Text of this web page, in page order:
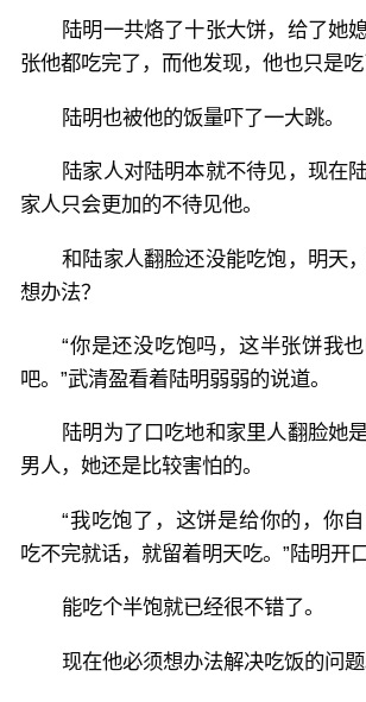
陆明一共烙了十张大饼，给了她
张他都吃完了，而他发现，他也只是吃
陆明也被他的饭量吓了一大跳。
陆家人对陆明本就不待见，现在
家人只会更加的不待见他。
和陆家人翻脸还没能吃饱，明天
想办法？
“你是还没吃饱吗，这半张饼我
吧。”武清盈看着陆明弱弱的说道。
陆明为了口吃地和家里人翻脸她
男人，她还是比较害怕的。
“我吃饱了，这饼是给你的，你
吃不完就话，就留着明天吃。”陆明开
能吃个半饱就已经很不错了。
现在他必须想办法解决吃饭的问题